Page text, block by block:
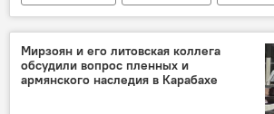
ФИДЕ
турнир
Мирзоян и его литовская коллега
обсудили вопрос пленных и
армянского наследия в Карабахе